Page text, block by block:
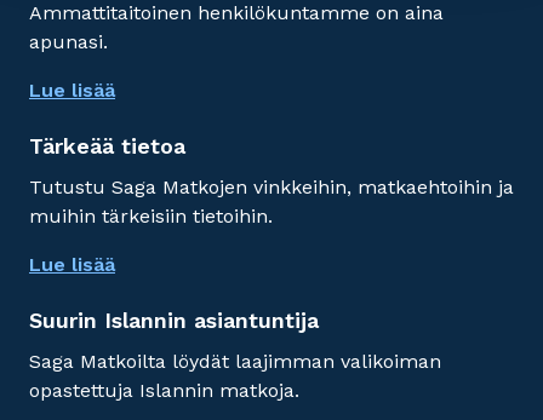
Ammattitaitoinen henkilökuntamme on aina
apunasi.
Lue lisää
Tärkeää tietoa
Tutustu Saga Matkojen vinkkeihin, matkaehtoihin ja
muihin tärkeisiin tietoihin.
Lue lisää
Suurin Islannin asiantuntija
Saga Matkoilta löydät laajimman valikoiman
opastettuja Islannin matkoja.